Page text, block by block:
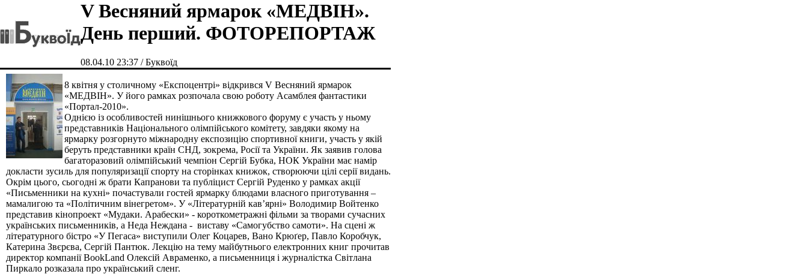
V Весняний ярмарок «МЕДВІН».
День перший. ФОТОРЕПОРТАЖ
08.04.10 23:37 / Буквоїд
8 квітня у столичному «Експоцентрі» відкрився V Весняний ярмарок
«МЕДВІН». У його рамках розпочала свою роботу Асамблея фантастики
«Портал-2010».
Однією із особливостей нинішнього книжкового форуму є участь у ньому
представників Національного олімпійського комітету, завдяки якому на
ярмарку розгорнуто міжнародну експозицію спортивної книги, участь у якій
беруть представники країн СНД, зокрема, Росії та України. Як заявив голова
багаторазовий олімпійський чемпіон Сергій Бубка, НОК України має намір
докласти зусиль для популяризації спорту на сторінках книжок, створюючи цілі серії видань.
Окрім цього, сьогодні ж брати Капранови та публіцист Сергій Руденко у рамках акції
«Письменники на кухні» почастували гостей ярмарку блюдами власного приготування –
мамалигою та «Політичним вінегретом». У «Літературній кав’ярні» Володимир Войтенко
представив кінопроект «Мудаки. Арабески» - короткометражні фільми за творами сучасних
українських письменників, а Неда Неждана - виставу «Самогубство самоти». На сцені ж
літературного бістро «У Пегаса» виступили Олег Коцарев, Вано Крюґер, Павло Коробчук,
Катерина Звєрєва, Сергій Пантюк. Лекцію на тему майбутнього електронних книг прочитав
директор компанії BookLand Олексій Авраменко, а письменниця і журналістка Світлана
Пиркало розказала про український сленг.